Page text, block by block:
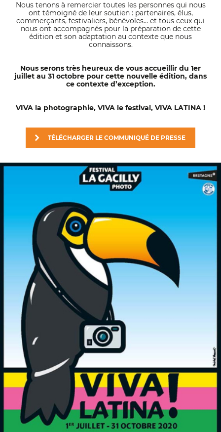
Nous tenons à remercier toutes les personnes qui nous
ont témoigné de leur soutien : partenaires, élus,
commerçants, festivaliers, bénévoles… et tous ceux qui
nous ont accompagnés pour la préparation de cette
édition et son adaptation au contexte que nous
connaissons.
Nous serons très heureux de vous accueillir du 1er
juillet au 31 octobre pour cette nouvelle édition, dans
ce contexte d’exception.
VIVA la photographie, VIVA le festival, VIVA LATINA !
TÉLÉCHARGER LE COMMUNIQUÉ DE PRESSE